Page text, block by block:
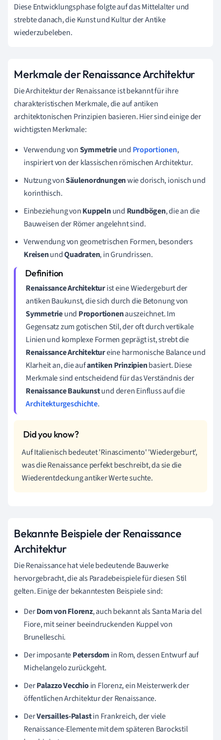
Diese Entwicklungsphase folgte auf das Mittelalter und
strebte danach, die Kunst und Kultur der Antike
wiederzubeleben.
Merkmale der Renaissance Architektur
Die Architektur der Renaissance ist bekannt für ihre
charakteristischen Merkmale, die auf antiken
architektonischen Prinzipien basieren. Hier sind einige der
wichtigsten Merkmale:
Verwendung vonSymmetrieund Proportionen,
inspiriert von der klassischen römischen Architektur.
Nutzung vonSäulenordnungenwie dorisch, ionisch und
korinthisch.
Einbeziehung vonKuppelnund Rundbögen, die an die
Bauweisen der Römer angelehnt sind.
Verwendung von geometrischen Formen, besonders
KreisenundQuadraten, in Grundrissen.
Renaissance Architekturist eine Wiedergeburt der
antiken Baukunst, die sich durch die Betonung von
Symmetrieund Proportionenauszeichnet. Im
Gegensatz zum gotischen Stil, der oft durch vertikale
Linien und komplexe Formen geprägt ist, strebt die
Renaissance Architektureine harmonische Balance und
Klarheit an, die aufantiken Prinzipienbasiert. Diese
Merkmale sind entscheidend für das Verständnis der
Renaissance Baukunstund deren Einfluss auf die
Architekturgeschichte.
Auf Italienisch bedeutet 'Rinascimento' 'Wiedergeburt',
was die Renaissance perfekt beschreibt, da sie die
Wiederentdeckung antiker Werte suchte.
Bekannte Beispiele der Renaissance
Architektur
Die Renaissance hat viele bedeutende Bauwerke
hervorgebracht, die als Paradebeispiele für diesen Stil
gelten. Einige der bekanntesten Beispiele sind:
DerDom von Florenz, auch bekannt als Santa Maria del
Fiore, mit seiner beeindruckenden Kuppel von
Brunelleschi.
Der imposantePetersdom in Rom, dessen Entwurf auf
Michelangelo zurückgeht.
DerPalazzo Vecchioin Florenz, ein Meisterwerk der
öffentlichen Architektur der Renaissance.
DerVersailles-Palastin Frankreich, der viele
Renaissance-Elemente mit dem späteren Barockstil